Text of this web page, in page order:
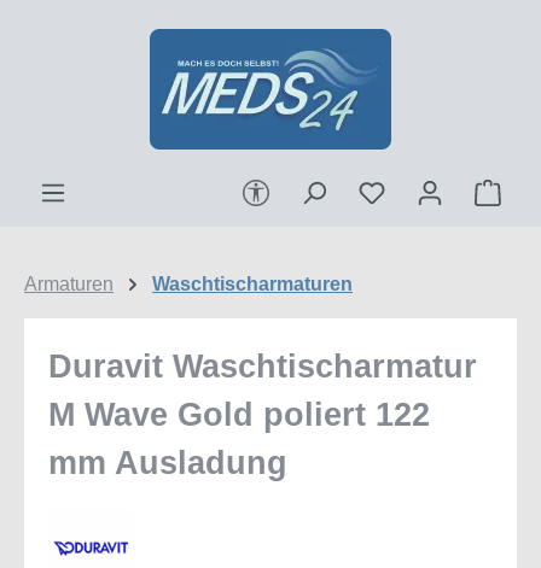
Zum Hauptinhalt springen
Werkzeugleiste anzeigen
Armaturen Waschtischarmaturen
Duravit Waschtischarmatur
M Wave Gold poliert 122
mm Ausladung